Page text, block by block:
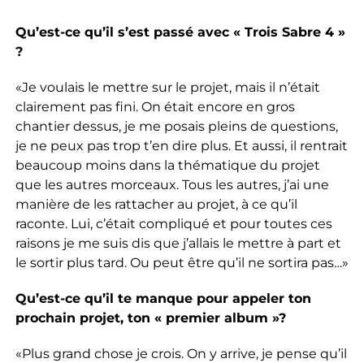
Qu’est-ce qu’il s’est passé avec « Trois Sabre 4 »
?
«Je voulais le mettre sur le projet, mais il n’était
clairement pas fini. On était encore en gros
chantier dessus, je me posais pleins de questions,
je ne peux pas trop t’en dire plus. Et aussi, il rentrait
beaucoup moins dans la thématique du projet
que les autres morceaux. Tous les autres, j’ai une
manière de les rattacher au projet, à ce qu’il
raconte. Lui, c’était compliqué et pour toutes ces
raisons je me suis dis que j’allais le mettre à part et
le sortir plus tard. Ou peut être qu’il ne sortira pas…»
Qu’est-ce qu’il te manque pour appeler ton
prochain projet, ton « premier album »?
«Plus grand chose je crois. On y arrive, je pense qu’il